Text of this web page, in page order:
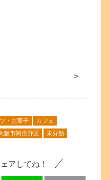
>
・お菓子
カフェ
阪市阿倍野区 未分類
アしてね！